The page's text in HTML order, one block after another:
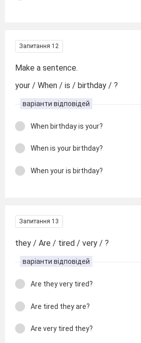
Запитання 12
Make a sentence.
your / When / is / birthday / ?
варіанти відповідей
When birthday is your?
When is your birthday?
When your is birthday?
Запитання 13
they / Are / tired / very / ?
варіанти відповідей
Are they very tired?
Are tired they are?
Are very tired they?